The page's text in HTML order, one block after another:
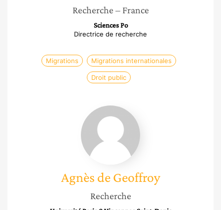
Recherche – France
Sciences Po
Directrice de recherche
Migrations Migrations internationales
Droit public
Agnès
de
Geoffroy
Agnès de Geoffroy
Recherche